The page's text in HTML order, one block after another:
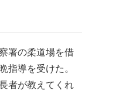
署の柔道場を借
指導を受けた。
者が教えてくれ